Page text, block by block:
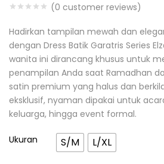
(0 customer reviews)
Hadirkan tampilan mewah dan
dengan Dress Batik Garatris Series
wanita ini dirancang khusus untuk
penampilan Anda saat Ramadhan
satin premium yang halus dan
eksklusif, nyaman dipakai untuk
keluarga, hingga event formal.
Ukuran S/M L/XL